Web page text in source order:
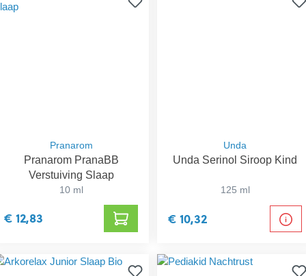
Pranarom
Pranarom PranaBB
Verstuiving Slaap
10 ml
€ 12,83
Unda
Unda Serinol Siroop Kind
125 ml
€ 10,32